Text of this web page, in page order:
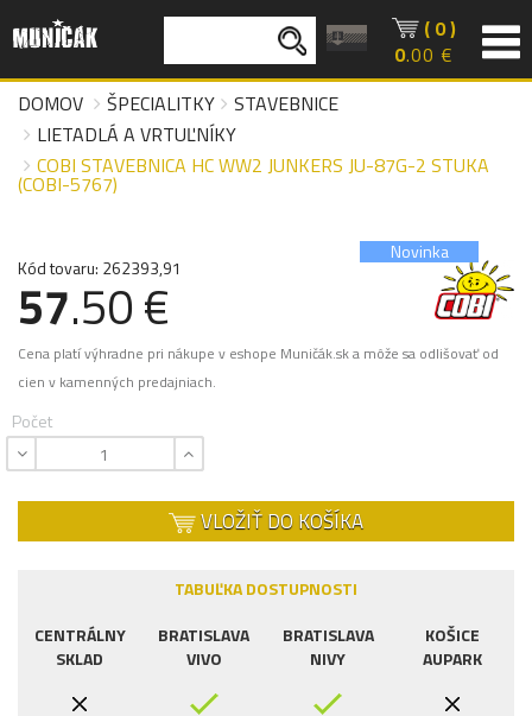
( 0 )
0.00 €
DOMOV
ŠPECIALITKY
STAVEBNICE
LIETADLÁ A VRTUĽNÍKY
COBI STAVEBNICA HC WW2 JUNKERS JU-87G-2 STUKA
(COBI-5767)
Novinka
Kód tovaru: 262393,91
57.50 €
Cena platí výhradne pri nákupe v eshope Muničák.sk a môže sa odlišovať od
cien v kamenných predajniach.
Počet
VLOŽIŤ DO KOŠÍKA
TABUĽKA DOSTUPNOSTI
CENTRÁLNY
SKLAD
BRATISLAVA
VIVO
BRATISLAVA
NIVY
KOŠICE
AUPARK